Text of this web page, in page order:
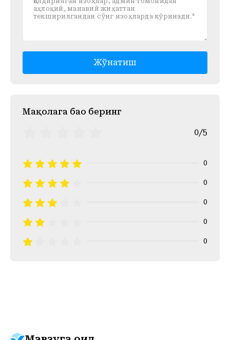
Жўнатиш
Mақолага баҳо беринг
0/5
0
0
0
0
0